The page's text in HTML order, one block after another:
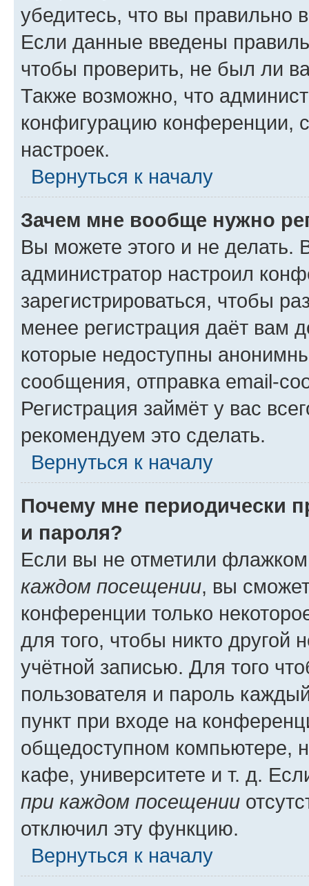
убедитесь, что вы правильно
Если данные введены
чтобы проверить, не был ли
Также возможно, что
конфигурацию конференции,
настроек.
Вернуться к началу
Зачем мне вообще нужно
Вы можете этого и не делать.
администратор настроил
зарегистрироваться, чтобы
менее регистрация даёт вам
которые недоступны
сообщения, отправка email-
Регистрация займёт у вас
рекомендуем это сделать.
Вернуться к началу
Почему мне периодически
и пароля?
Если вы не отметили
каждом посещении, вы
конференции только
для того, чтобы никто другой
учётной записью. Для того
пользователя и пароль
пункт при входе на
общедоступном компьютере,
кафе, университете и т. д.
при каждом посещении
отключил эту функцию.
Вернуться к началу